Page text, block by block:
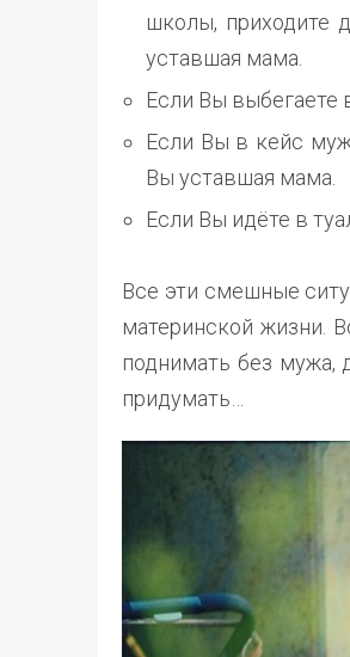
школы, приходите
уставшая мама.
Если Вы выбегаете
Если Вы в кейс
Вы уставшая мама.
Если Вы идёте в
Все эти смешные
материнской жизни.
поднимать без мужа,
придумать…